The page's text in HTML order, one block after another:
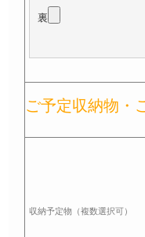
裏
ご予定収納物・
収納予定物（複数選択可）